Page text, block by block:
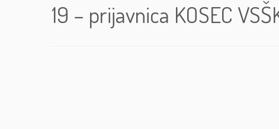
19 – prijavnica KOSEC